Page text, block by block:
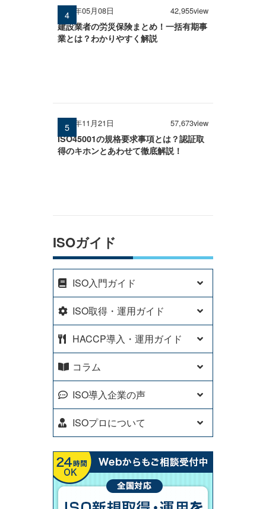
2026年05月08日 42,955view
建設業者の労災保険まとめ！一括有期事
業とは？わかりやすく解説
2024年11月21日 57,673view
ISO45001の規格要求事項とは？認証取
得のキホンとあわせて徹底解説！
ISOガイド
ISO入門ガイド
ISO取得・運用ガイド
HACCP導入・運用ガイド
コラム
ISO導入企業の声
ISOプロについて